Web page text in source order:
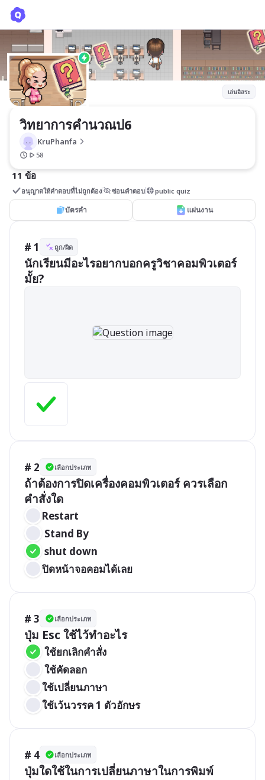
เล่นอิสระ
วิทยาการคำนวณป6
KruPhanfa
58
11 ข้อ
อนุญาตให้คำตอบที่ไม่ถูกต้อง ซ่อนคำตอบ public quiz
บัตรคำ แผ่นงาน
# 1 ถูก/ผิด
นักเรียนมีอะไรอยากบอกครูวิชาคอมพิวเตอร์
# 2 เลือกประเภท
ถ้าต้องการปิดเครื่องคอมพิวเตอร์ ควรเลือก
คำสั่งใด
Restart
Stand By
shut down
ปิดหน้าจอคอมได้เลย
# 3 เลือกประเภท
ปุ่ม Esc ใช้ไว้ทำอะไร
ใช้ยกเลิกคำสั่ง
ใช้คัดลอก
ใช้เปลี่ยนภาษา
ใช้เว้นวรรค 1 ตัวอักษร
# 4 เลือกประเภท
ปุ่มใดใช้ในการเปลี่ยนภาษาในการพิมพ์